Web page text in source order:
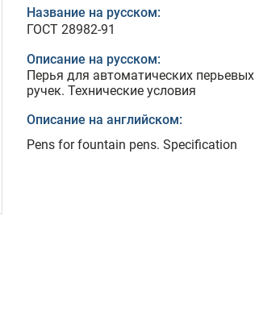
Название на русском:
ГОСТ 28982-91
Описание на русском:
Перья для автоматических перьевых
ручек. Технические условия
Описание на английском:
Pens for fountain pens. Specification